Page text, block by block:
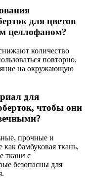
для цветов
целлофаном?
количество
повторно,
на окружающую
для
чтобы они
прочные и
бамбуковая ткань,
ткани с
безопасны для